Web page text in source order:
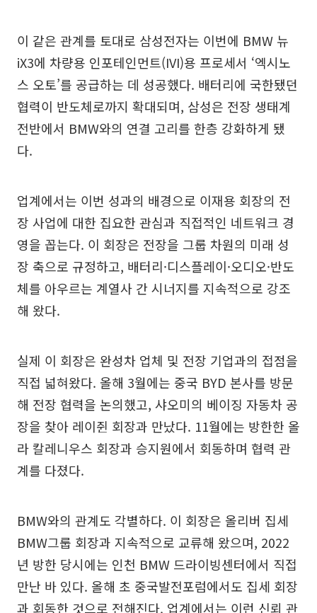
이 같은 관계를 토대로 삼성전자는 이번에 BMW 뉴
iX3에 차량용 인포테인먼트(IVI)용 프로세서 ‘엑시노
스 오토’를 공급하는 데 성공했다. 배터리에 국한됐던
협력이 반도체로까지 확대되며, 삼성은 전장 생태계
전반에서 BMW와의 연결 고리를 한층 강화하게 됐
다.
업계에서는 이번 성과의 배경으로 이재용 회장의 전
장 사업에 대한 집요한 관심과 직접적인 네트워크 경
영을 꼽는다. 이 회장은 전장을 그룹 차원의 미래 성
장 축으로 규정하고, 배터리·디스플레이·오디오·반도
체를 아우르는 계열사 간 시너지를 지속적으로 강조
해 왔다.
실제 이 회장은 완성차 업체 및 전장 기업과의 접점을
직접 넓혀왔다. 올해 3월에는 중국 BYD 본사를 방문
해 전장 협력을 논의했고, 샤오미의 베이징 자동차 공
장을 찾아 레이쥔 회장과 만났다. 11월에는 방한한 올
라 칼레니우스 회장과 승지원에서 회동하며 협력 관
계를 다졌다.
BMW와의 관계도 각별하다. 이 회장은 올리버 집세
BMW그룹 회장과 지속적으로 교류해 왔으며, 2022
년 방한 당시에는 인천 BMW 드라이빙센터에서 직접
만난 바 있다. 올해 초 중국발전포럼에서도 집세 회장
과 회동한 것으로 전해진다. 업계에서는 이런 신뢰 관